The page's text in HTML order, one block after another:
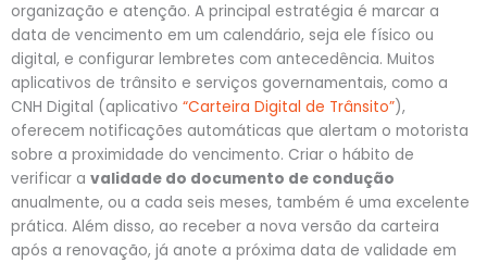
organização e atenção. A principal estratégia é marcar a
data de vencimento em um calendário, seja ele físico ou
digital, e configurar lembretes com antecedência. Muitos
aplicativos de trânsito e serviços governamentais, como a
CNH Digital (aplicativo “Carteira Digital de Trânsito”),
oferecem notificações automáticas que alertam o motorista
sobre a proximidade do vencimento. Criar o hábito de
verificar a validade do documento de condução
anualmente, ou a cada seis meses, também é uma excelente
prática. Além disso, ao receber a nova versão da carteira
após a renovação, já anote a próxima data de validade em